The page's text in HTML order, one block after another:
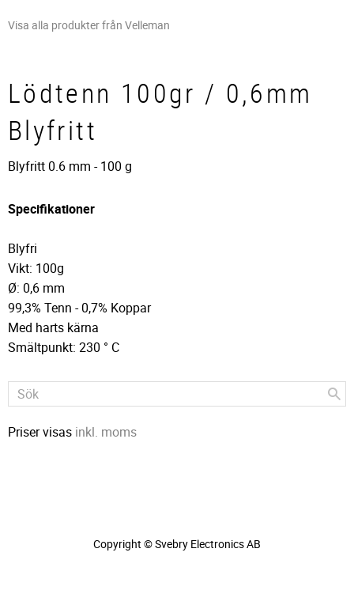
Visa alla produkter från Velleman
Lödtenn 100gr / 0,6mm
Blyfritt
Blyfritt 0.6 mm - 100 g
Specifikationer
Blyfri
Vikt: 100g
Ø: 0,6 mm
99,3% Tenn - 0,7% Koppar
Med harts kärna
Smältpunkt: 230 ° C
Priser visas inkl. moms
Copyright © Svebry Electronics AB